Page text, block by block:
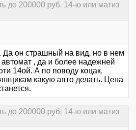
до 200000 руб. 14-ю или матиз
Да он страшный на вид, но в нем
, да и более надежней
14ой. А по поводу коцак,
какую авто делать. Цена
до 200000 руб. 14-ю или матиз